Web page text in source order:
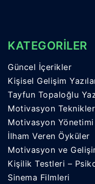
KATEGORİLER
Güncel İçerikler
Kişisel Gelişim
Tayfun Topaloğlu
Motivasyon
Motivasyon Yönetimi
İlham Veren Öyküler
Motivasyon ve
Kişilik Testleri –
Sinema Filmleri